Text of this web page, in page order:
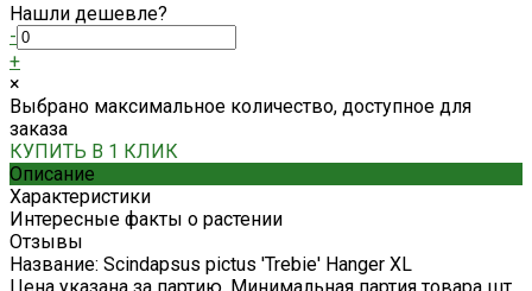
Нашли дешевле?
-
+
×
Выбрано максимальное количество, доступное для
заказа
КУПИТЬ В 1 КЛИК
Описание
Характеристики
Интересные факты о растении
Отзывы
Название: Scindapsus pictus 'Trebie' Hanger XL